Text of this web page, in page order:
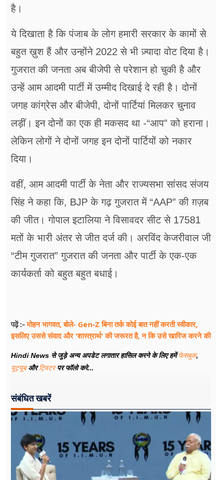
है।
ये दिखाता है कि पंजाब के लोग हमारी सरकार के कामों से
बहुत ख़ुश हैं और उन्होंने 2022 से भी ज़्यादा वोट दिया है।
गुजरात की जनता अब बीजेपी से परेशान हो चुकी है और
उन्हें आम आदमी पार्टी में उम्मीद दिखाई दे रही है। दोनों
जगह कांग्रेस और बीजेपी, दोनों पार्टियां मिलकर चुनाव
लड़ीं। इन दोनों का एक ही मकसद था -“आप” को हराना।
लेकिन लोगों ने दोनों जगह इन दोनों पार्टियों को नकार
दिया।
वहीं, आम आदमी पार्टी के नेता और राज्यसभा सांसद संजय
सिंह ने कहा कि, BJP के गढ़ गुजरात में “AAP” की ग़ज़ब
की जीत। गोपाल इटालिया ने विसावदर सीट से 17581
मतों के भारी अंतर से जीत दर्ज की। अरविंद केजरीवाल जी
“टीम गुजरात” गुजरात की जनता और पार्टी के एक-एक
कार्यकर्ता को बहुत बहुत बधाई।
पढ़ें :-मोहन भागवत, बोले- Gen-Z बिना तर्क कोई बात नहीं करती स्वीकार,
इसलिए उससे संवाद और 'शास्त्रार्थ' की जरूरत है, न कि उसे खारिज करने की
Hindi News से जुड़े अन्य अपडेट लगातार हासिल करने के लिए हमेंफेसबुक,
यूट्यूबऔरट्विटरपर फॉलो करे...
संबंधित खबरें